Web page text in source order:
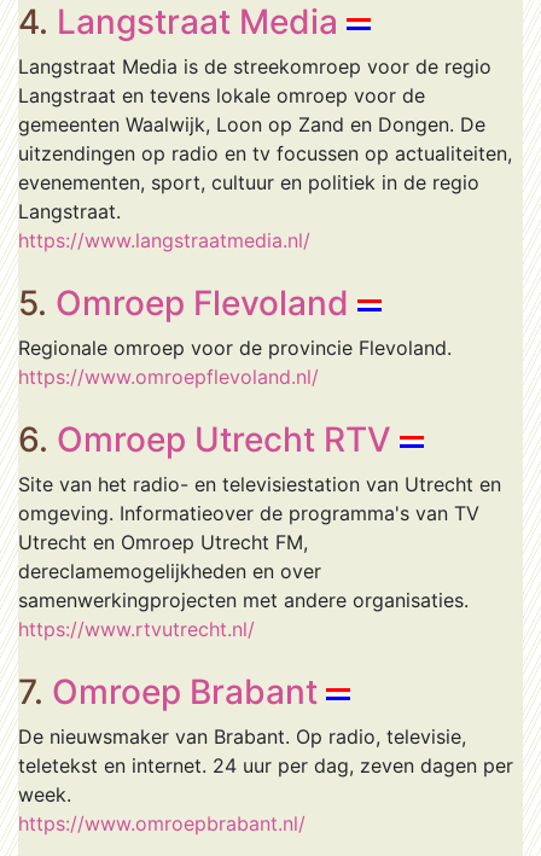
4. Langstraat Media
Langstraat Media is de streekomroep voor de regio
Langstraat en tevens lokale omroep voor de
gemeenten Waalwijk, Loon op Zand en Dongen. De
uitzendingen op radio en tv focussen op actualiteiten,
evenementen, sport, cultuur en politiek in de regio
Langstraat.
https://www.langstraatmedia.nl/
5. Omroep Flevoland
Regionale omroep voor de provincie Flevoland.
https://www.omroepflevoland.nl/
6. Omroep Utrecht RTV
Site van het radio- en televisiestation van Utrecht en
omgeving. Informatieover de programma's van TV
Utrecht en Omroep Utrecht FM,
dereclamemogelijkheden en over
samenwerkingprojecten met andere organisaties.
https://www.rtvutrecht.nl/
7. Omroep Brabant
De nieuwsmaker van Brabant. Op radio, televisie,
teletekst en internet. 24 uur per dag, zeven dagen per
week.
https://www.omroepbrabant.nl/